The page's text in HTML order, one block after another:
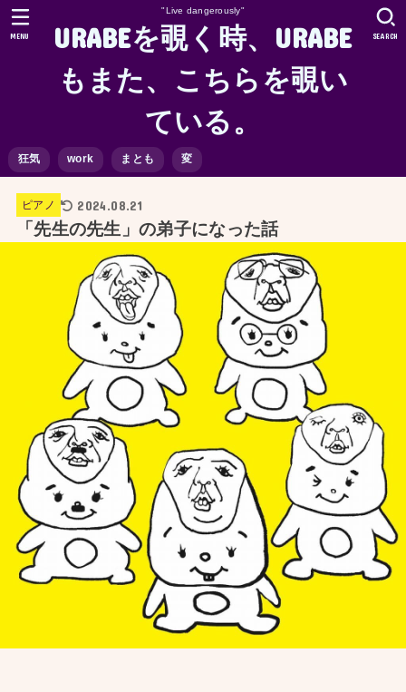
"Live dangerously"
URABEを覗く時、URABE
もまた、こちらを覗い
ている。
狂気 work まとも 変
SEARCH
MENU
ピアノ 2024.08.21
「先生の先生」の弟子になった話